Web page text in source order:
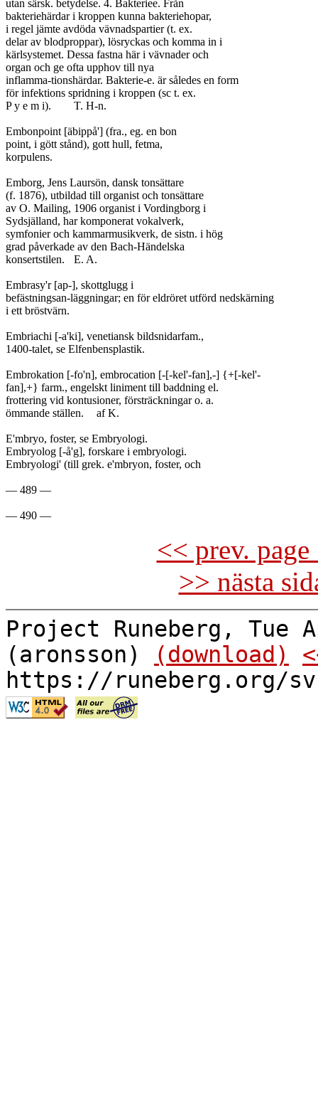
utan särsk. betydelse. 4. Bakteriee. Från
bakteriehärdar i kroppen kunna bakteriehopar,
i regel jämte avdöda vävnadspartier (t. ex.
delar av blodproppar), lösryckas och komma in i
kärlsystemet. Dessa fastna här i vävnader och
organ och ge ofta upphov till nya
inflamma-tionshärdar. Bakterie-e. är således en form
för infektions spridning i kroppen (sc t. ex.
P y e m i).	T. H-n.
Embonpoint [äbippå'] (fra., eg. en bon
point, i gött stånd), gott hull, fetma,
korpulens.
Emborg, Jens Laursön, dansk tonsättare
(f. 1876), utbildad till organist och tonsättare
av O. Mailing, 1906 organist i Vordingborg i
Sydsjälland, har komponerat vokalverk,
symfonier och kammarmusikverk, de sistn. i hög
grad påverkade av den Bach-Händelska
konsertstilen.	E. A.
Embrasy'r [ap-], skottglugg i
befästningsan-läggningar; en för eldröret utförd nedskärning
i ett bröstvärn.
Embriachi [-a'ki], venetiansk bildsnidarfam.,
1400-talet, se Elfenbensplastik.
Embrokation [-fo'n], embrocation [-[-kel'-fan],-] {+[-kel'-
fan],+} farm., engelskt liniment till baddning el.
frottering vid kontusioner, försträckningar o. a.
ömmande ställen.	af K.
E'mbryo, foster, se Embryologi.
Embryolog [-å'g], forskare i embryologi.
Embryologi' (till grek. e'mbryon, foster, och
— 489 —
<< prev.
>> nästa
Project Runeberg, Tue
(aronsson)
(download)
https://runeberg.org/